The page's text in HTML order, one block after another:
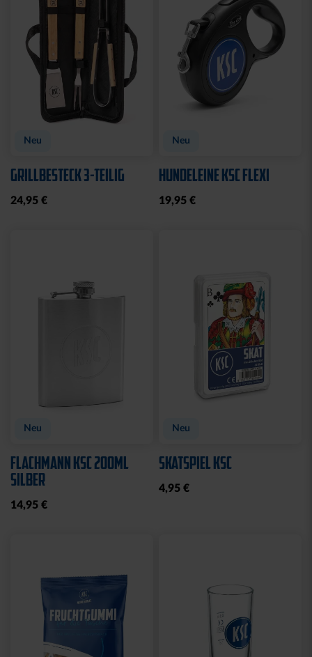
Neu
GRILLBESTECK 3-TEILIG
24,95 €
Neu
HUNDELEINE KSC FLEXI
19,95 €
Neu
FLACHMANN KSC 200ML
SILBER
14,95 €
Neu
SKATSPIEL KSC
4,95 €